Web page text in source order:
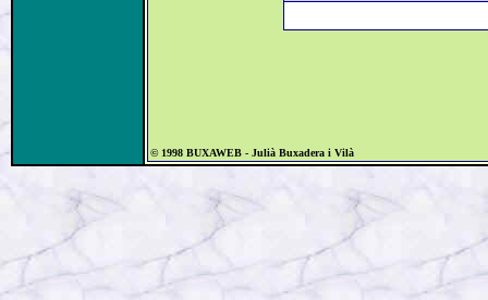
© 1998 BUXAWEB - Julià Buxadera i Vilà